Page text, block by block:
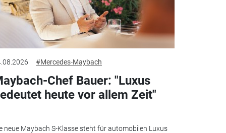
#Mercedes-Maybach
Chef Bauer: "Luxus
heute vor allem Zeit"
neue Maybach S-Klasse steht für automobilen Luxus